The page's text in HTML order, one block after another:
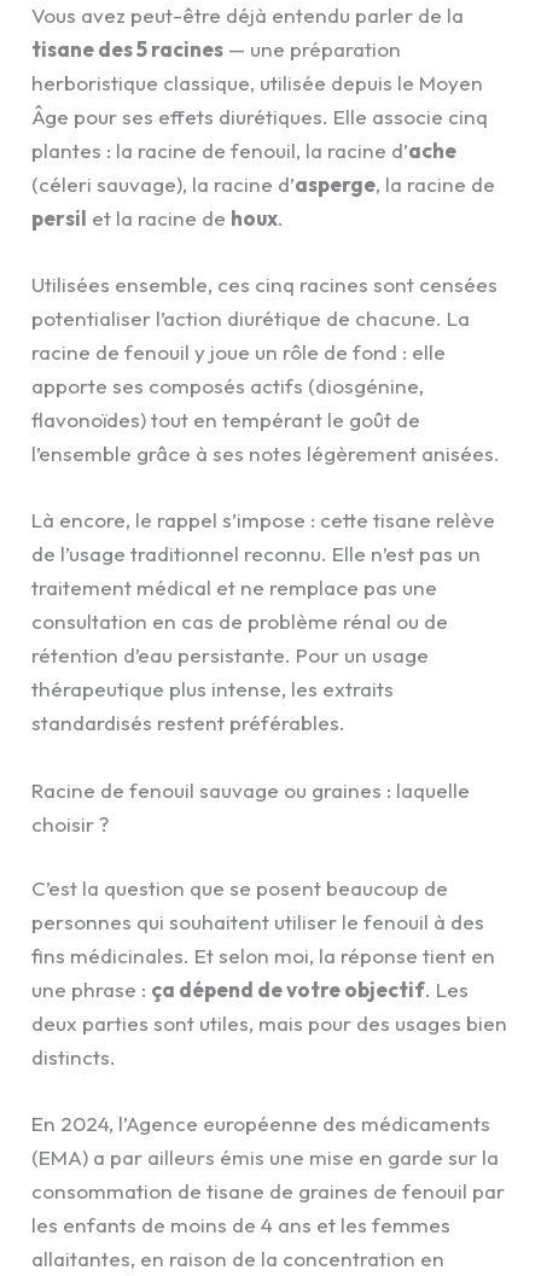
Vous avez peut-être déjà entendu parler de la
tisane des 5 racines — une préparation
herboristique classique, utilisée depuis le Moyen
Âge pour ses effets diurétiques. Elle associe cinq
plantes : la racine de fenouil, la racine d’ache
(céleri sauvage), la racine d’asperge, la racine de
persil et la racine de houx.
Utilisées ensemble, ces cinq racines sont censées
potentialiser l’action diurétique de chacune. La
racine de fenouil y joue un rôle de fond : elle
apporte ses composés actifs (diosgénine,
flavonoïdes) tout en tempérant le goût de
l’ensemble grâce à ses notes légèrement anisées.
Là encore, le rappel s’impose : cette tisane relève
de l’usage traditionnel reconnu. Elle n’est pas un
traitement médical et ne remplace pas une
consultation en cas de problème rénal ou de
rétention d’eau persistante. Pour un usage
thérapeutique plus intense, les extraits
standardisés restent préférables.
Racine de fenouil sauvage ou graines : laquelle
choisir ?
C’est la question que se posent beaucoup de
personnes qui souhaitent utiliser le fenouil à des
fins médicinales. Et selon moi, la réponse tient en
une phrase : ça dépend de votre objectif. Les
deux parties sont utiles, mais pour des usages bien
distincts.
En 2024, l’Agence européenne des médicaments
(EMA) a par ailleurs émis une mise en garde sur la
consommation de tisane de graines de fenouil par
les enfants de moins de 4 ans et les femmes
allaitantes, en raison de la concentration en